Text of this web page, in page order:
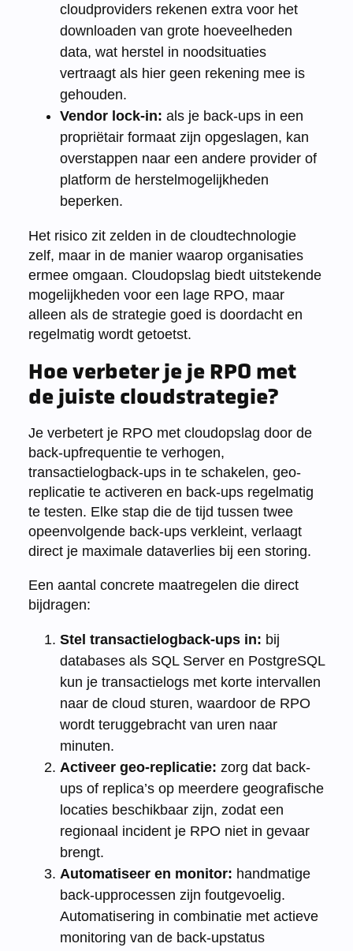
cloudproviders rekenen extra voor het
downloaden van grote hoeveelheden
data, wat herstel in noodsituaties
vertraagt als hier geen rekening mee is
gehouden.
Vendor lock-in: als je back-ups in een
propriëtair formaat zijn opgeslagen, kan
overstappen naar een andere provider of
platform de herstelmogelijkheden
beperken.
Het risico zit zelden in de cloudtechnologie
zelf, maar in de manier waarop organisaties
ermee omgaan. Cloudopslag biedt uitstekende
mogelijkheden voor een lage RPO, maar
alleen als de strategie goed is doordacht en
regelmatig wordt getoetst.
Hoe verbeter je je RPO met
de juiste cloudstrategie?
Je verbetert je RPO met cloudopslag door de
back-upfrequentie te verhogen,
transactielogback-ups in te schakelen, geo-
replicatie te activeren en back-ups regelmatig
te testen. Elke stap die de tijd tussen twee
opeenvolgende back-ups verkleint, verlaagt
direct je maximale dataverlies bij een storing.
Een aantal concrete maatregelen die direct
bijdragen:
Stel transactielogback-ups in: bij
databases als SQL Server en PostgreSQL
kun je transactielogs met korte intervallen
naar de cloud sturen, waardoor de RPO
wordt teruggebracht van uren naar
minuten.
Activeer geo-replicatie: zorg dat back-
ups of replica’s op meerdere geografische
locaties beschikbaar zijn, zodat een
regionaal incident je RPO niet in gevaar
brengt.
Automatiseer en monitor: handmatige
back-upprocessen zijn foutgevoelig.
Automatisering in combinatie met actieve
monitoring van de back-upstatus